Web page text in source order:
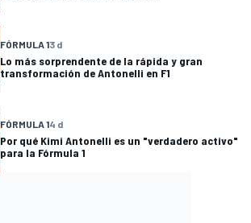
FÓRMULA 13 d
Lo más sorprendente de la rápida y gran
transformación de Antonelli en F1
FÓRMULA 14 d
Por qué Kimi Antonelli es un "verdadero activo"
para la Fórmula 1